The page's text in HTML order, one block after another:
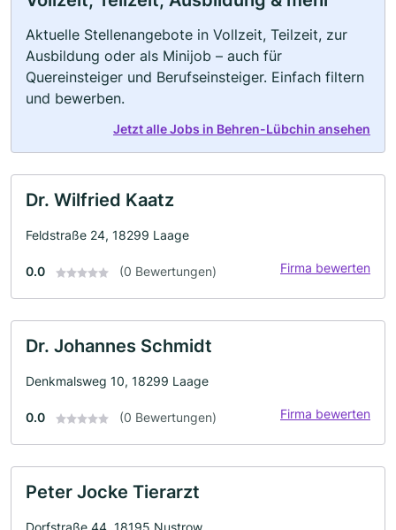
Aktuelle Stellenangebote in Vollzeit, Teilzeit, zur
Ausbildung oder als Minijob – auch für
Quereinsteiger und Berufseinsteiger. Einfach filtern
und bewerben.
Jetzt alle Jobs in Behren-Lübchin ansehen
Dr. Wilfried Kaatz
Feldstraße 24, 18299 Laage
0.0 (0 Bewertungen) Firma bewerten
Dr. Johannes Schmidt
Denkmalsweg 10, 18299 Laage
0.0 (0 Bewertungen) Firma bewerten
Peter Jocke Tierarzt
Dorfstraße 44, 18195 Nustrow